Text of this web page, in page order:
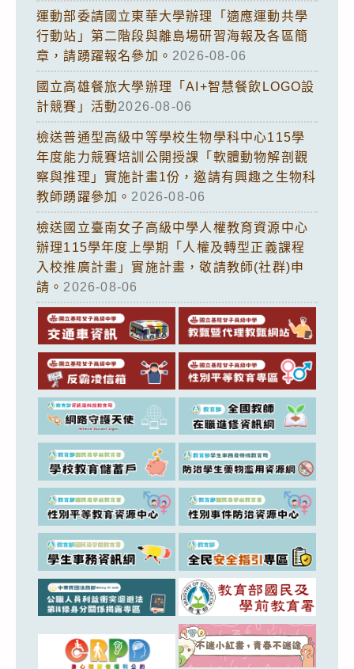
運動部委請國立東華大學辦理「適應運動共學
行動站」第二階段與離島場研習海報及各區簡
章，請踴躍報名參加。 2026-08-06
國立高雄餐旅大學辦理「AI+智慧餐飲LOGO設
計競賽」活動2026-08-06
檢送普通型高級中等學校生物學科中心115學
年度能力競賽培訓公開授課「軟體動物解剖觀
察與推理」實施計畫1份，邀請有興趣之生物科
教師踴躍參加。 2026-08-06
檢送國立臺南女子高級中學人權教育資源中心
辦理115學年度上學期「人權及轉型正義課程
入校推廣計畫」實施計畫，敬請教師(社群)申
請。 2026-08-06